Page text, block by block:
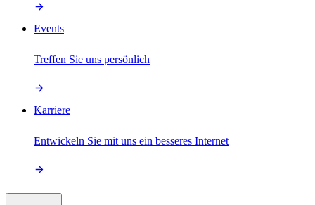
Events
Treffen Sie uns persönlich
Karriere
Entwickeln Sie mit uns ein besseres Internet